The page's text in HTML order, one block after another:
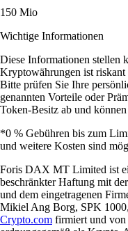
150 Mio
Wichtige Informationen
Diese Informationen stellen
Kryptowährungen ist
Bitte prüfen Sie Ihre
genannten Vorteile oder
Token-Besitz ab und
*0 % Gebühren bis zum
und weitere Kosten sind
Foris DAX MT Limited ist
beschränkter Haftung mit
und dem eingetragenen
Mikiel Ang Borg, SPK
Crypto.com firmiert und von